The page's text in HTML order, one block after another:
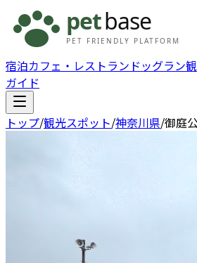
宿泊カフェ・レストラン ドッグラン
ガイド
トップ/観光スポット/神奈川県/御庭